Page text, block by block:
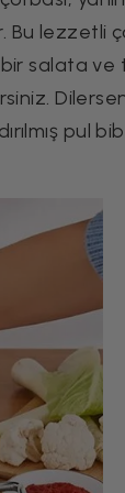
Bu lezzetli
salata
pul